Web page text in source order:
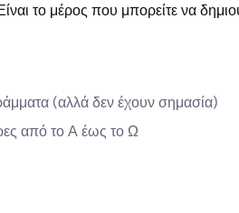
το μέρος που μπορείτε να
(αλλά δεν έχουν σημασία)
από το Α έως το Ω